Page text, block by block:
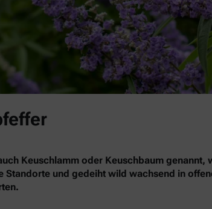
Keuschlamm oder Keuschbaum
und gedeiht wild wachsend in